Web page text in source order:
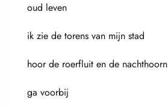
oud leven
ik zie de torens van mijn stad
hoor de roerfluit en de nachthoorn
ga voorbij